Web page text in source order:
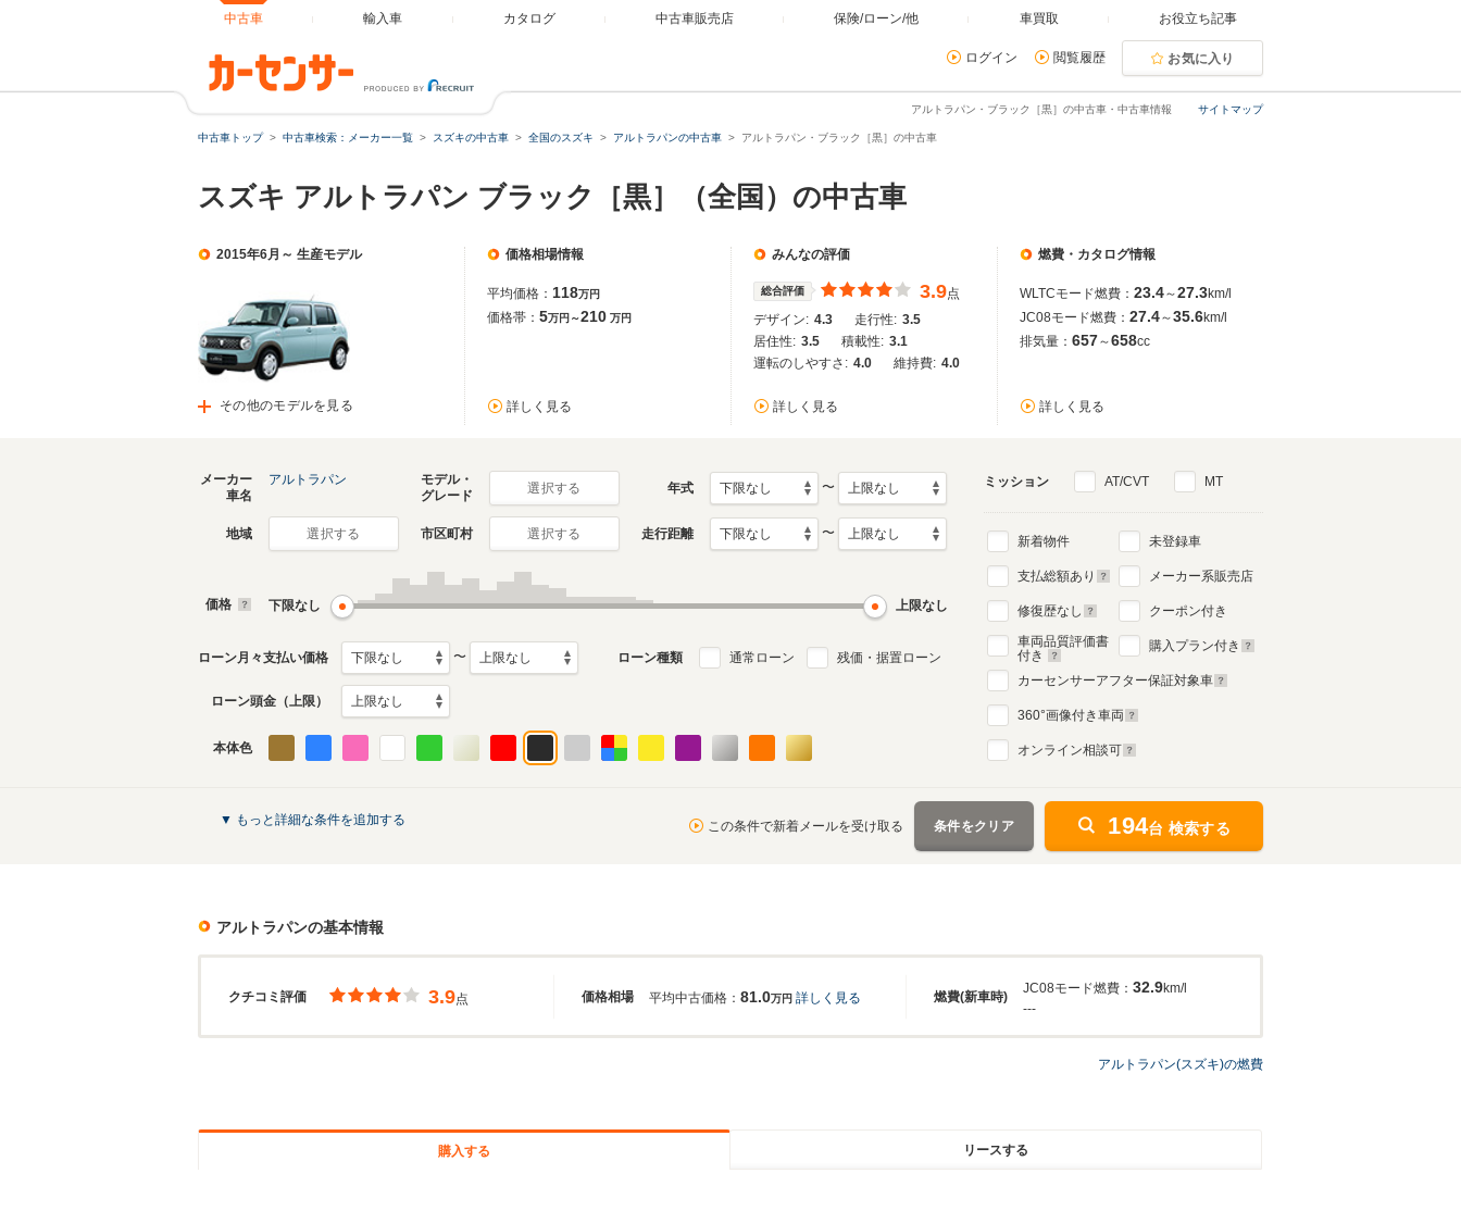
中古車 輸入車 カタログ 中古車販売店 保険/ローン/他 車買取 お役立ち記事
ログイン 閲覧履歴 お気に入り
サイトマップ
アルトラパン・ブラック［黒］の中古車・中古車情報
中古車トップ 中古車検索：メーカー一覧 スズキの中古車 全国のスズキ アルトラパンの中古車 アルトラパン・ブラック［黒］の中古車
スズキ アルトラパン ブラック［黒］（全国）の中古車
2015年6月～ 生産モデル
その他のモデルを見る
価格相場情報
平均価格： 118万円
価格帯： 5万円～210 万円
詳しく見る
みんなの評価
総合評価 3.9点
デザイン: 4.3 走行性: 3.5
居住性: 3.5 積載性: 3.1
運転のしやすさ: 4.0 維持費: 4.0
詳しく見る
燃費・カタログ情報
WLTCモード燃費： 23.4～27.3km/l
JC08モード燃費： 27.4～35.6km/l
排気量： 657～658cc
詳しく見る
2008年11月～2015年5月
生産モデル
アルトラパンのカタログを見る
メーカー
車名
アルトラパン
モデル・
グレード
選択する 年式 〜
地域 選択する 市区町村 選択する 走行距離 〜
価格 下限なし 上限なし
ローン月々支払い価格 〜 ローン種類 通常ローン 残価・据置ローン
ローン頭金（上限）
本体色
ミッション AT/CVT MT
新着物件
支払総額あり
修復歴なし
車両品質評価書
付き
未登録車
メーカー系販売店
クーポン付き
購入プラン付き
カーセンサーアフター保証対象車
360°画像付き車両
オンライン相談可
▼ もっと詳細な条件を追加する この条件で新着メールを受け取る 条件をクリア 194台 検索する
アルトラパンの基本情報
クチコミ評価 価格相場 燃費(新車時)
3.9点 平均中古価格： 81.0万円 詳しく見る
JC08モード燃費： 32.9km/l
---
アルトラパン(スズキ)の燃費
購入する リースする